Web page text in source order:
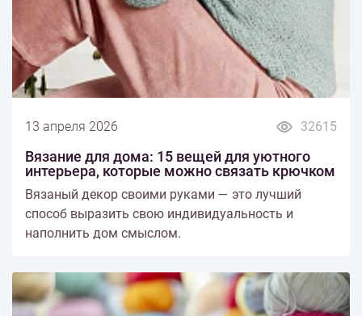
32615
13 апреля 2026
Вязание для дома: 15 вещей для уютного
интерьера, которые можно связать крючком
Вязаный декор своими руками — это лучший
способ выразить свою индивидуальность и
наполнить дом смыслом.